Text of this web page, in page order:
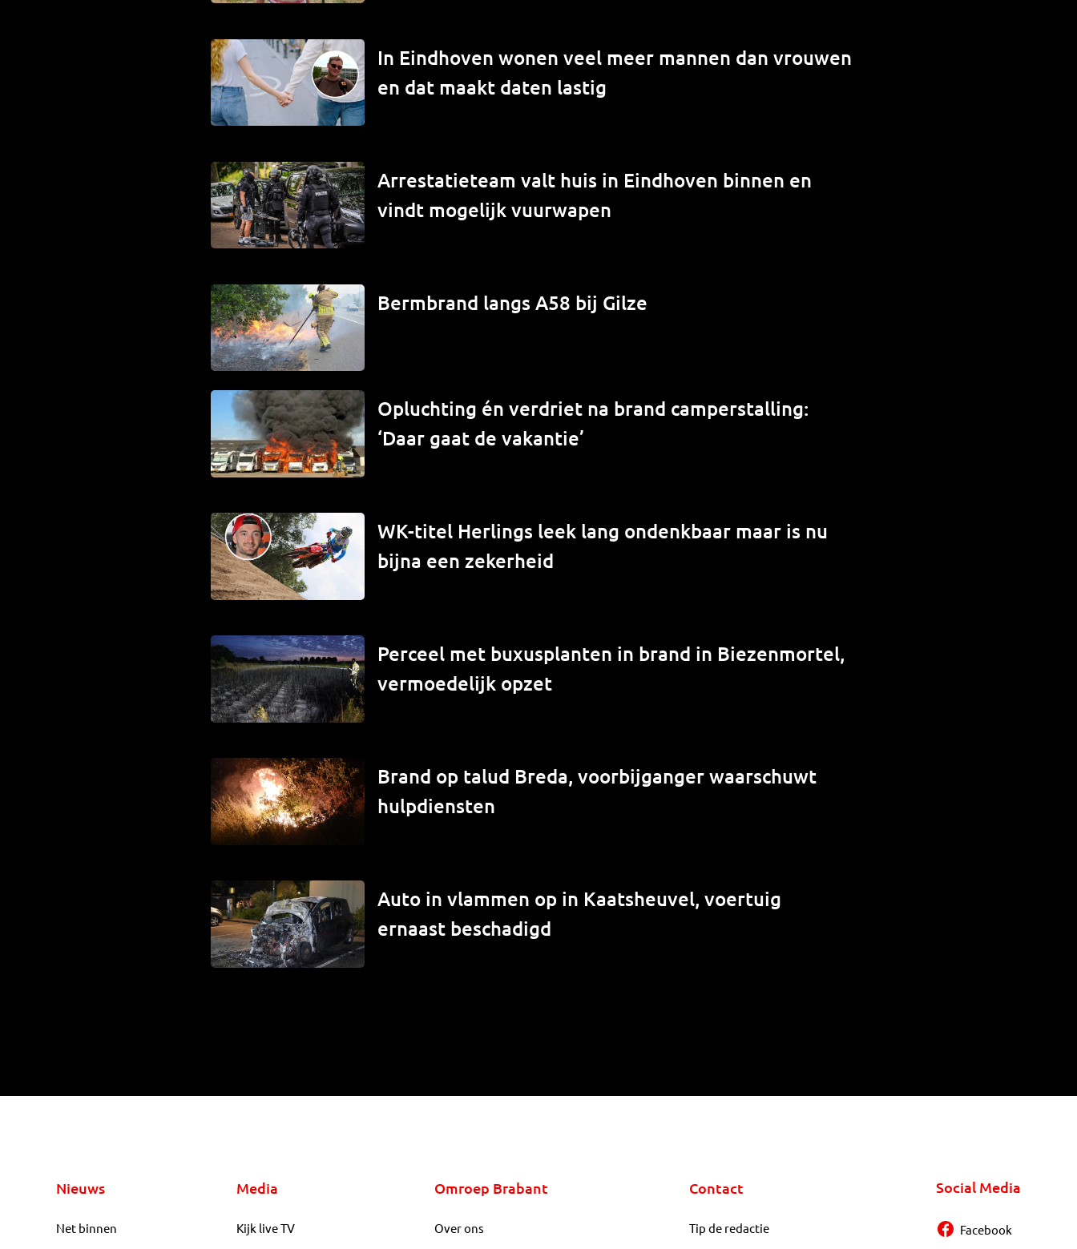
In Eindhoven wonen veel meer mannen dan vrouwen
en dat maakt daten lastig
Arrestatieteam valt huis in Eindhoven binnen en
vindt mogelijk vuurwapen
Bermbrand langs A58 bij Gilze
Opluchting én verdriet na brand camperstalling:
‘Daar gaat de vakantie’
WK-titel Herlings leek lang ondenkbaar maar is nu
bijna een zekerheid
Perceel met buxusplanten in brand in Biezenmortel,
vermoedelijk opzet
Brand op talud Breda, voorbijganger waarschuwt
hulpdiensten
Auto in vlammen op in Kaatsheuvel, voertuig
ernaast beschadigd
Nieuws
Net binnen
Media
Kijk live TV
Omroep Brabant
Over ons
Contact
Tip de redactie
Social Media
Facebook